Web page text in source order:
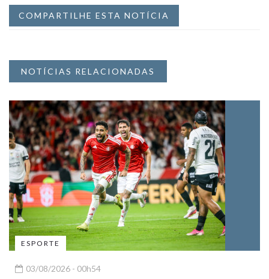
COMPARTILHE ESTA NOTÍCIA
NOTÍCIAS RELACIONADAS
ESPORTE
03/08/2026 - 00h54